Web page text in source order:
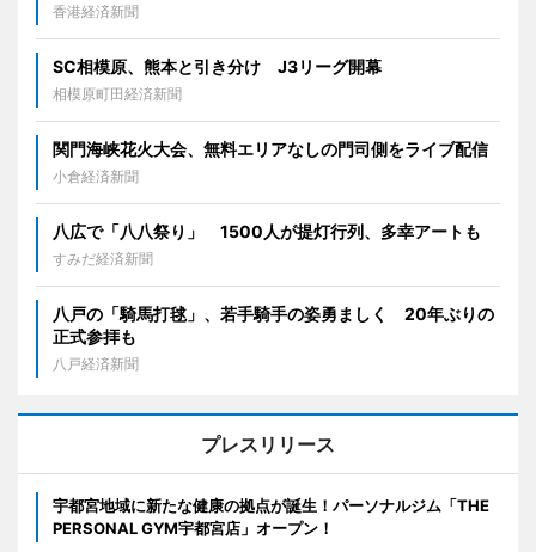
香港経済新聞
SC相模原、熊本と引き分け J3リーグ開幕
相模原町田経済新聞
関門海峡花火大会、無料エリアなしの門司側をライブ配信
小倉経済新聞
八広で「八八祭り」 1500人が提灯行列、多幸アートも
すみだ経済新聞
八戸の「騎馬打毬」、若手騎手の姿勇ましく 20年ぶりの
正式参拝も
八戸経済新聞
プレスリリース
宇都宮地域に新たな健康の拠点が誕生！パーソナルジム「THE
PERSONAL GYM宇都宮店」オープン！